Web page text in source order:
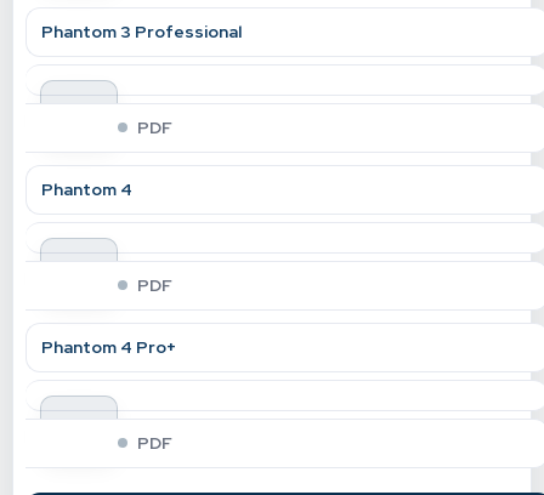
Phantom 3 Professional
indir
PDF
Phantom 4
indir
PDF
Phantom 4 Pro+
indir
PDF